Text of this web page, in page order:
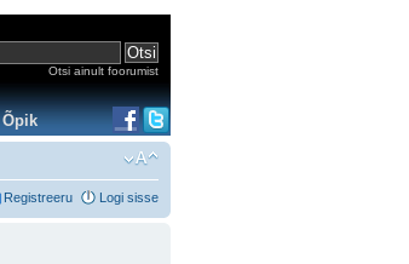
Otsi ainult foorumist
Õpik
Registreeru Logi sisse